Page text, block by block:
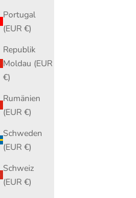
Portugal
(EUR €)
Republik
Moldau (EUR
€)
Rumänien
(EUR €)
Schweden
(EUR €)
Schweiz
(EUR €)